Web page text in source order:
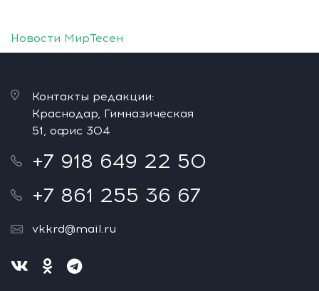
Новости МирТесен
Контакты редакции:
Краснодар, Гимназическая
51, офис 304
+7 918 649 22 50
+7 861 255 36 67
vkkrd@mail.ru